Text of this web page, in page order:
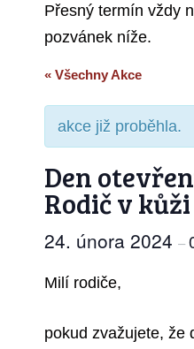
Přesný termín vždy
pozvánek níže.
« Všechny Akce
akce již proběhla.
Den
Rodič v
24. února 2024 –
Milí rodiče,
pokud zvažujete, že